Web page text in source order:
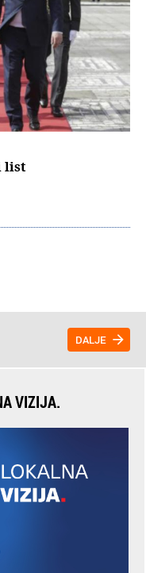
list
DALJE
VIZIJA.